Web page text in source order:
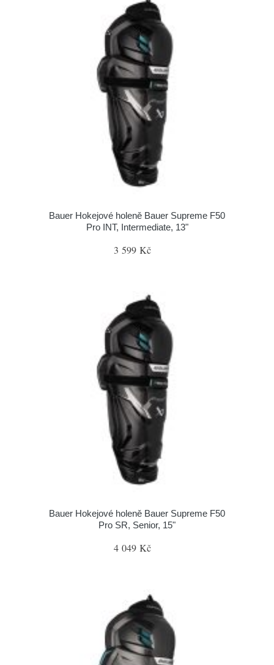
Bauer Hokejové holeně Bauer Supreme F50
Pro INT, Intermediate, 13"
3 599 Kč
Bauer Hokejové holeně Bauer Supreme F50
Pro SR, Senior, 15"
4 049 Kč